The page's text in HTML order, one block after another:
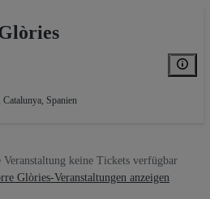
Catalunya, Spanien
Veranstaltung keine Tickets verfügbar
Glòries-Veranstaltungen anzeigen